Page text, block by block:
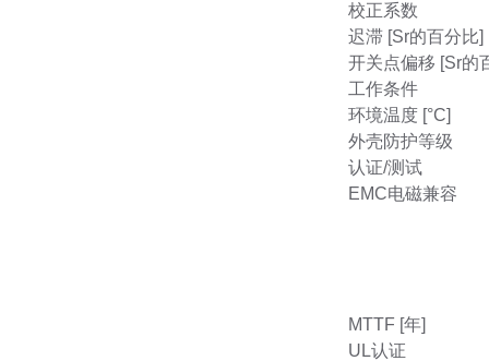
校正系数
迟滞 [Sr的百分比]
开关点偏移 [Sr的
工作条件
环境温度 [°C]
外壳防护等级
认证/测试
EMC电磁兼容
MTTF [年]
UL认证